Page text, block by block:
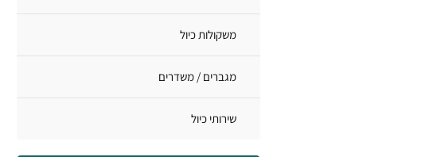
משקולות כיול
מגברים / משדרים
שירותי כיול